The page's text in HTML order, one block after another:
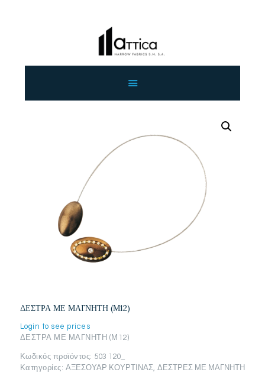
ΧΟΝΔΡΙΚΗ
ΕΛΛΗΝΙΚΆ
ΔΕΣΤΡΑ ΜΕ ΜΑΓΝΗΤΗ (Μ12)
Login to see prices
ΔΕΣΤΡΑ ΜΕ ΜΑΓΝΗΤΗ (Μ12)
Κωδικός προϊόντος: 503 120_
Κατηγορίες: ΑΞΕΣΟΥΑΡ ΚΟΥΡΤΙΝΑΣ ΔΕΣΤΡΕΣ ΜΕ ΜΑΓΝΗΤΗ